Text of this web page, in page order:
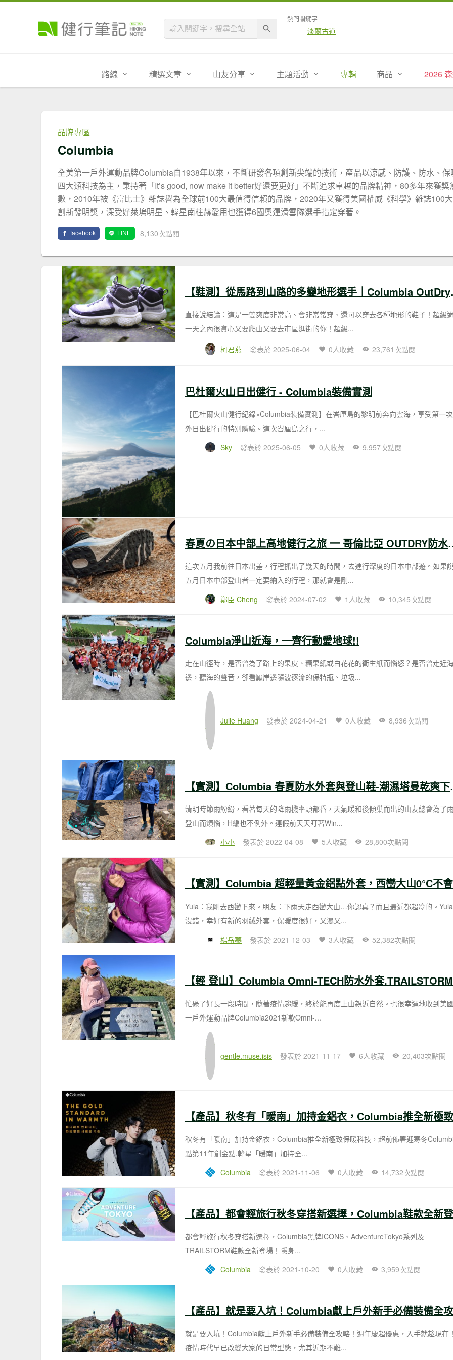
熱門關鍵字
淡蘭古道
路線 精選文章 山友分享 主題活動 專輯 商品 2026
品牌專區
Columbia
全美第一戶外運動品牌Columbia自1938年以來，不斷研發各項創新尖端的技術，產品以涼感、防護、防水、保
四大類科技為主，秉持著「It’s good, now make it better好還要更好」不斷追求卓越的品牌精神，80多年來獲獎
數，2010年被《富比士》雜誌譽為全球前100大最值得信賴的品牌，2020年又獲得美國權威《科學》雜誌100大
創新發明獎，深受好萊塢明星、韓星南柱赫愛用也獲得6國奧運滑雪隊選手指定穿著。
facebook LINE 8,130次點閱
【鞋測】
直接說結論：這是一雙爽度非常高、會非常常穿、還可以穿去各種地形的鞋子！超級
一天之內很貪心又要爬山又要去市區逛街的你！超級...
柯君燕 發表於 2025-06-04 0人收藏 23,761次點閱
巴杜爾火山日出健行 - Columbia裝備實測
【巴杜爾火山健行紀錄×Columbia裝備實測】在峇厘島的黎明前奔向雲海，享受第一
外日出健行的特別體驗。這次峇厘島之行，...
Sky
發表於 2025-06-05 0人收藏 9,957次點閱
春夏の日本中部上高地
這次五月我前往日本出差，行程抓出了幾天的時間，去進行深度的日本中部遊。如果
五月日本中部登山者一定要納入的行程，那就會是剛...
鄭臣 Cheng
發表於 2024-07-02 1人收藏 10,345次點閱
Columbia淨山近海，一齊行動愛地球!!
走在山徑時，是否曾為了路上的果皮、糖果紙或白花花的衛生紙而惱怒？是否曾走近
邊，聽海的聲音，卻看厭岸邊隨波逐流的保特瓶、垃圾...
Julie Huang 發表於 2024-04-21 0人收藏 8,936次點閱
【實測】
清明時節雨紛紛，看著每天的降雨機率頭都昏，天氣暖和後傾巢而出的山友總會為了
登山而煩惱，H編也不例外。連假前天天盯著Win...
小小
發表於 2022-04-08 5人收藏 28,800次點閱
Yula：我剛去西巒下來。朋友：下雨天走西巒大山…你認真？而且最近都超冷的。Yula
沒錯，幸好有新的羽絨外套，保暖度很好，又濕又...
楊岳蓁
發表於 2021-12-03 3人收藏 52,382次點閱
忙碌了好長一段時間，隨著疫情趨緩，終於能再度上山親近自然。也很幸運地收到美
一戶外運動品牌Columbia2021新款Omni-...
gentle.muse.isis 發表於 2021-11-17 6人收藏 20,403次點閱
秋冬有「暖南」加持金鋁衣，Columbia推全新極致保暖科技，超前佈署迎寒冬
點第11年創金點,韓星「暖南」加持全...
Columbia
發表於 2021-11-06 0人收藏 14,732次點閱
都會輕旅行秋冬穿搭新選擇，Columbia黑牌ICONS、AdventureTokyo系列及
TRAILSTORM鞋款全新登場！隱身...
Columbia
發表於 2021-10-20 0人收藏 3,959次點閱
就是要入坑！Columbia獻上戶外新手必備裝備全攻略！週年慶超優惠，入手就趁現在
疫情時代早已改變大家的日常型態，尤其近期不難...